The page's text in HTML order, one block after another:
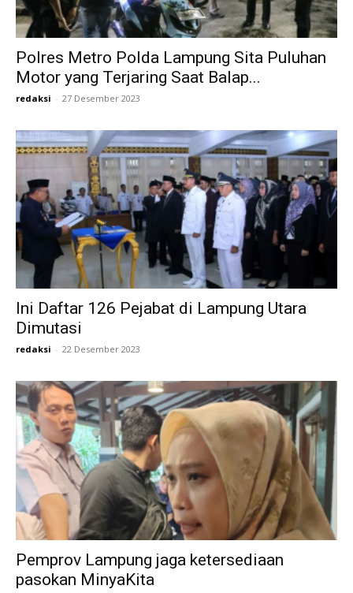
Polres Metro Polda Lampung Sita Puluhan
Motor yang Terjaring Saat Balap...
redaksi - 27 Desember 2023
Ini Daftar 126 Pejabat di Lampung Utara
Dimutasi
redaksi - 22 Desember 2023
Pemprov Lampung jaga ketersediaan
pasokan MinyaKita